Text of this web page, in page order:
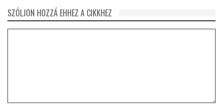
SZÓLJON HOZZÁ EHHEZ A CIKKHEZ